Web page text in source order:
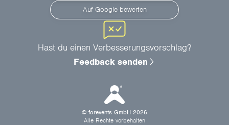
Auf Google bewerten
Hast du einen Verbesserungsvorschlag?
Feedback senden
© forevents GmbH 2026
Alle Rechte vorbehalten